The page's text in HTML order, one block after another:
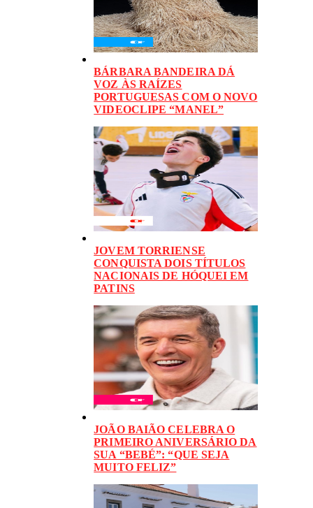
BÁRBARA BANDEIRA DÁ
VOZ ÀS RAÍZES
PORTUGUESAS COM O NOVO
VIDEOCLIPE “MANEL”
JOVEM TORRIENSE
CONQUISTA DOIS TÍTULOS
NACIONAIS DE HÓQUEI EM
PATINS
JOÃO BAIÃO CELEBRA O
PRIMEIRO ANIVERSÁRIO DA
SUA “BEBÉ”: “QUE SEJA
MUITO FELIZ”